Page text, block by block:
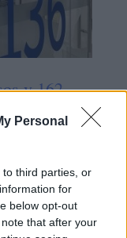
Personal
third parties, or
for
below opt-out
that after your
y 162